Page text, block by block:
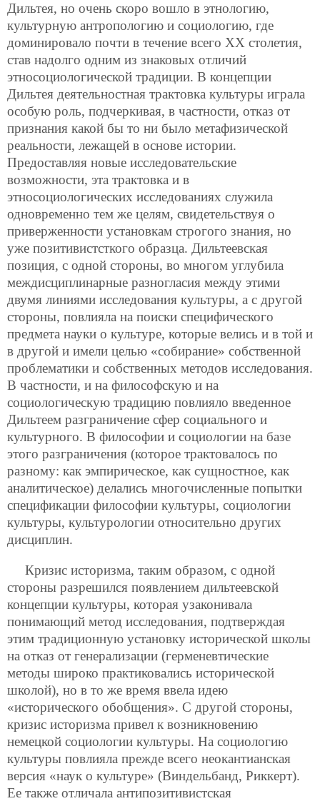
Дильтея, но очень скоро вошло в этнологию,
культурную антропологию и социологию, где
доминировало почти в течение всего ХХ столетия,
став надолго одним из знаковых отличий
этносоциологической традиции. В концепции
Дильтея деятельностная трактовка культуры играла
особую роль, подчеркивая, в частности, отказ от
признания какой бы то ни было метафизической
реальности, лежащей в основе истории.
Предоставляя новые исследовательские
возможности, эта трактовка и в
этносоциологических исследованиях служила
одновременно тем же целям, свидетельствуя о
приверженности установкам строгого знания, но
уже позитивистсткого образца. Дильтеевская
позиция, с одной стороны, во многом углубила
междисциплинарные разногласия между этими
двумя линиями исследования культуры, а с другой
стороны, повлияла на поиски специфического
предмета науки о культуре, которые велись и в той и
в другой и имели целью «собирание» собственной
проблематики и собственных методов исследования.
В частности, и на философскую и на
социологическую традицию повлияло введенное
Дильтеем разграничение сфер социального и
культурного. В философии и социологии на базе
этого разграничения (которое трактовалось по
разному: как эмпирическое, как сущностное, как
аналитическое) делались многочисленные попытки
спецификации философии культуры, социологии
культуры, культурологии относительно других
дисциплин.
Кризис историзма, таким образом, с одной
стороны разрешился появлением дильтеевской
концепции культуры, которая узаконивала
понимающий метод исследования, подтверждая
этим традиционную установку исторической школы
на отказ от генерализации (герменевтические
методы широко практиковались исторической
школой), но в то же время ввела идею
«исторического обобщения». С другой стороны,
кризис историзма привел к возникновению
немецкой социологии культуры. На социологию
культуры повлияла прежде всего неокантианская
версия «наук о культуре» (Виндельбанд, Риккерт).
Ее также отличала антипозитивистская